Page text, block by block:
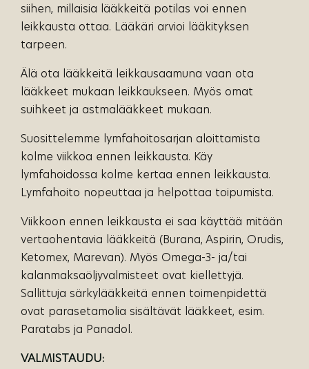
siihen, millaisia lääkkeitä potilas voi ennen
leikkausta ottaa. Lääkäri arvioi lääkityksen
tarpeen.
Älä ota lääkkeitä leikkausaamuna vaan ota
lääkkeet mukaan leikkaukseen. Myös omat
suihkeet ja astmalääkkeet mukaan.
Suosittelemme lymfahoitosarjan aloittamista
kolme viikkoa ennen leikkausta. Käy
lymfahoidossa kolme kertaa ennen leikkausta.
Lymfahoito nopeuttaa ja helpottaa toipumista.
Viikkoon ennen leikkausta ei saa käyttää mitään
vertaohentavia lääkkeitä (Burana, Aspirin, Orudis,
Ketomex, Marevan). Myös Omega-3- ja/tai
kalanmaksaöljyvalmisteet ovat kiellettyjä.
Sallittuja särkylääkkeitä ennen toimenpidettä
ovat parasetamolia sisältävät lääkkeet, esim.
Paratabs ja Panadol.
VALMISTAUDU: